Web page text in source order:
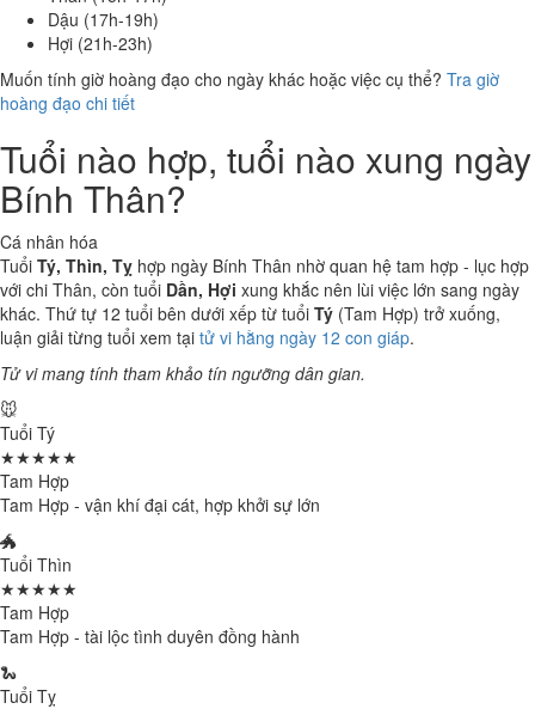
Dậu (17h-19h)
Hợi (21h-23h)
Muốn tính giờ hoàng đạo cho ngày khác hoặc việc cụ thể? Tra giờ
hoàng đạo chi tiết
Tuổi nào hợp, tuổi nào xung ngày
Bính Thân?
Cá nhân hóa
Tuổi Tý, Thìn, Tỵ hợp ngày Bính Thân nhờ quan hệ tam hợp - lục hợp
với chi Thân, còn tuổi Dần, Hợi xung khắc nên lùi việc lớn sang ngày
khác. Thứ tự 12 tuổi bên dưới xếp từ tuổi Tý (Tam Hợp) trở xuống,
luận giải từng tuổi xem tại tử vi hằng ngày 12 con giáp.
Tử vi mang tính tham khảo tín ngưỡng dân gian.
🐭
Tuổi Tý
★★★★★
Tam Hợp
Tam Hợp - vận khí đại cát, hợp khởi sự lớn
🐲
Tuổi Thìn
★★★★★
Tam Hợp
Tam Hợp - tài lộc tình duyên đồng hành
🐍
Tuổi Tỵ